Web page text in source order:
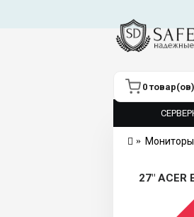
0 товар(ов)
Мониторы
27" ACER